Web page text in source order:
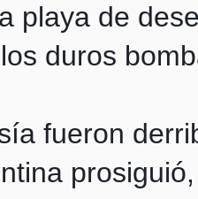
playa de
duros
fueron